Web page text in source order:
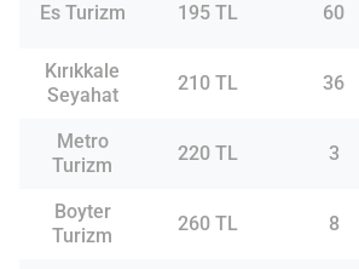
Es Turizm 195 TL 60
Kırıkkale
Seyahat
210 TL 36
Metro
Turizm
220 TL 3
Boyter
Turizm
260 TL 8